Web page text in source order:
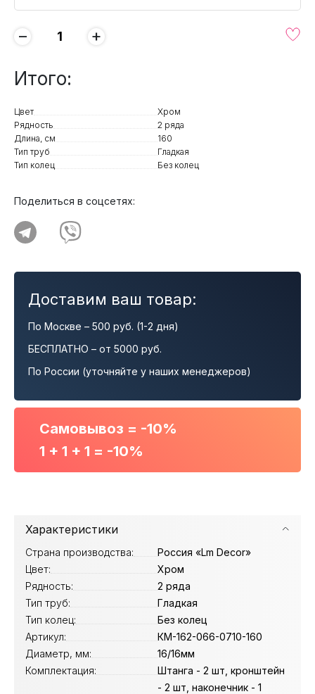
− +
Итого:
Цвет
Хром
Рядность
2 ряда
Длина, см
160
Тип труб
Гладкая
Тип колец
Без колец
Поделиться в соцсетях:
Доставим ваш товар:
По Москве – 500 руб. (1-2 дня)
БЕСПЛАТНО – от 5000 руб.
По России (уточняйте у наших менеджеров)
Самовывоз = -10%
1 + 1 + 1 = -10%
Характеристики
Страна производства:
Россия «Lm Decor»
Цвет:
Хром
Рядность:
2 ряда
Тип труб:
Гладкая
Тип колец:
Без колец
Артикул:
КМ-162-066-0710-160
Диаметр, мм:
16/16мм
Комплектация:
Штанга - 2 шт, кронштейн
- 2 шт, наконечник - 1